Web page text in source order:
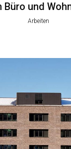
Büro und
Arbeiten